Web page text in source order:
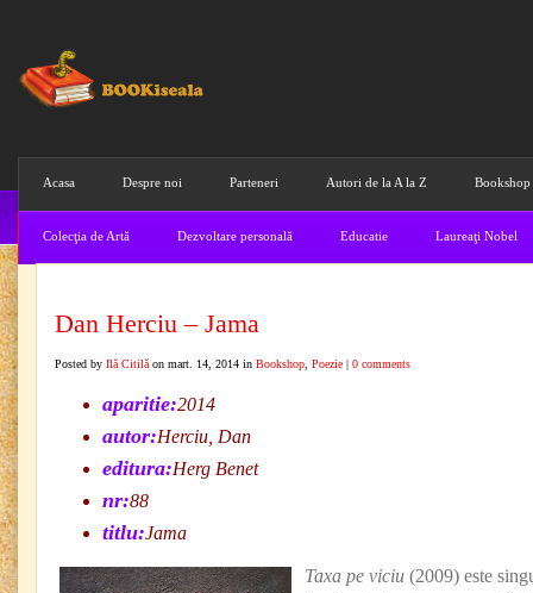
Acasa Despre noi Parteneri Autori de la A la Z Bookshop
Colecţia de Artă Dezvoltare personală Educatie Laureaţi Nobel
Dan Herciu – Jama
Posted by Ilă Citilă on mart. 14, 2014 in Bookshop Poezie | 0 comments
aparitie:2014
autor:Herciu, Dan
editura:Herg Benet
nr:88
titlu:Jama
Taxa pe viciu (2009) este